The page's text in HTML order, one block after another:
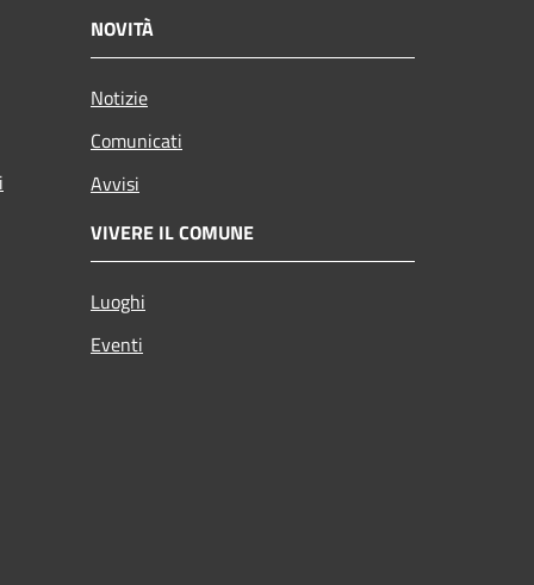
NOVITÀ
Notizie
Comunicati
Avvisi
VIVERE IL COMUNE
Luoghi
Eventi